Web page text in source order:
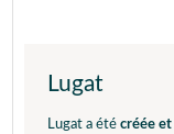
Lugat
Lugat a été créée